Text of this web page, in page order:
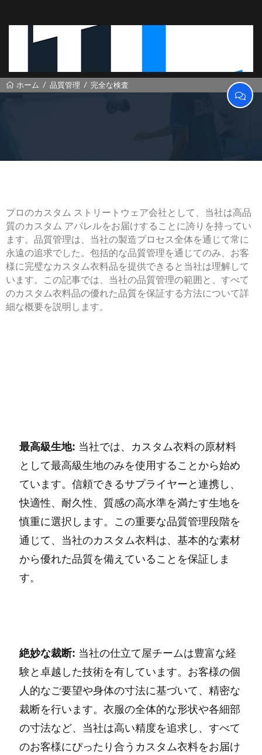
ホーム 品質管理 完全な検査
プロのカスタム ストリートウェア会社として、当社は高品
質のカスタム アパレルをお届けすることに誇りを持ってい
ます。品質管理は、当社の製造プロセス全体を通じて常に
永遠の追求でした。包括的な品質管理を通じてのみ、お客
様に完璧なカスタム衣料品を提供できると当社は理解して
います。この記事では、当社の品質管理の範囲と、すべて
のカスタム衣料品の優れた品質を保証する方法について詳
細な概要を説明します。
最高級生地: 当社では、カスタム衣料の原材料
として最高級生地のみを使用することから始め
ています。信頼できるサプライヤーと連携し、
快適性、耐久性、質感の高水準を満たす生地を
慎重に選択します。この重要な品質管理段階を
通じて、当社のカスタム衣料は、基本的な素材
から優れた品質を備えていることを保証しま
す。
絶妙な裁断: 当社の仕立て屋チームは豊富な経
験と卓越した技術を有しています。お客様の個
人的なご要望や身体の寸法に基づいて、精密な
裁断を行います。衣服の全体的な形状や各細部
の寸法など、当社は高い精度を追求し、すべて
のお客様にぴったり合うカスタム衣料をお届け